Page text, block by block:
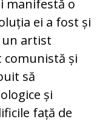
manifestă o
ei a fost și
artist
comunistă și
să
și
față de